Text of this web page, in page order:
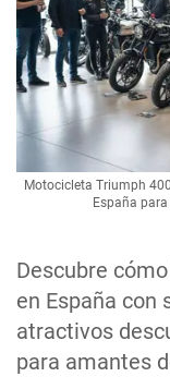
Descubre
en España con
atractivos
para amantes
Motocicleta Triumph
España